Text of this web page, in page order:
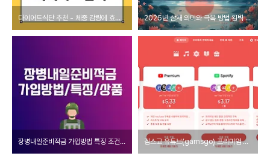
다이어트식단 추천 - 체중 감량에 효과적인 다이어트 음식 가이드 2025년 삼재 의미와 극복 방법 완벽 가이드
장병내일준비적금 가입방법 특징 조건 상품비교 겜스고 유튜브(gamsgo) 프리미엄 간편 구독 방법과 혜택